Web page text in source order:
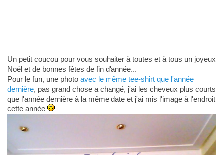
Un petit coucou pour vous souhaiter à toutes et à tous un joyeux
Noël et de bonnes fêtes de fin d'année...
Pour le fun, une photo avec le même tee-shirt que l'année
dernière, pas grand chose a changé, j'ai les cheveux plus courts
que l'année dernière à la même date et j'ai mis l'image à l'endroit
cette année